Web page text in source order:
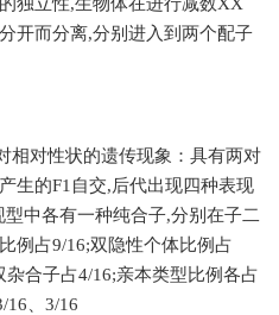
开而分离,分别进入到两个配子
对性状的遗传现象：具有两对
生的F1自交,后代出现四种表现
中各有一种纯合子,分别在子二
例占9/16;双隐性个体比例占
杂合子占4/16;亲本类型比例各占
16、3/16